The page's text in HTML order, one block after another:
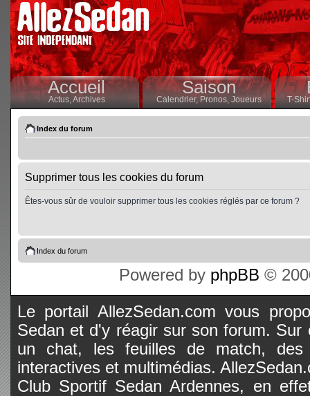
Accueil
Actus,Archives
Saison
Calendrier,Pronos, Joueurs T-
Index du forum
Supprimer tous les cookies du forum
Êtes-vous sûr de vouloir supprimer tous les cookies réglés par ce forum ?
Index du forum
Powered by phpBB ©
Le portail AllezSedan.com vous
Sedan et d'y réagir sur son forum.
un chat, les feuilles de match, des
interactives et multimédias.
Club Sportif Sedan Ardennes, en